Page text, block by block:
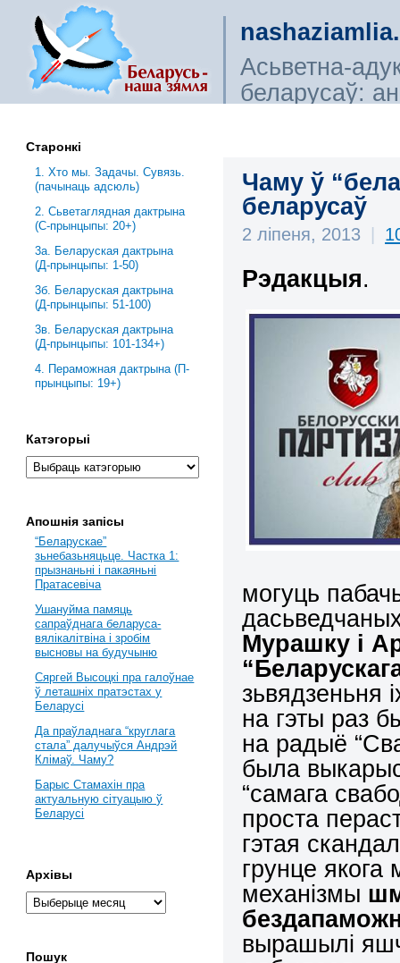
Асьветна-
беларусаў:
Чаму ў
беларусаў
2 ліпеня, 2013 |
Рэдакцыя.
могуць
Мурашку і
зьвядзеньня
на гэты раз
на радыё
была
“самага
проста
гэтая
грунце
механізмы
вырашылі
Старонкі
1. Хто мы. Задачы. Сувязь.
(пачынаць адсюль)
2. Сьветаглядная дактрына
(С-прынцыпы: 20+)
3a. Беларуская дактрына
(Д-прынцыпы: 1-50)
3б. Беларуская дактрына
(Д-прынцыпы: 51-100)
3в. Беларуская дактрына
(Д-прынцыпы: 101-134+)
4. Пераможная дактрына (П-
прынцыпы: 19+)
Катэгорыі
Апошнія запісы
“Беларускае”
зьнебазьняцьце. Частка 1:
прызнаньні і пакаяньні
Пратасевіча
Ушануйма памяць
сапраўднага беларуса-
вялікалітвіна і зробім
высновы на будучыню
Сяргей Высоцкі пра галоўнае
ў леташніх пратэстах у
Беларусі
Да праўладнага “круглага
стала” далучыўся Андрэй
Клімаў. Чаму?
Барыс Стамахін пра
актуальную сітуацыю ў
Беларусі
Архівы
Пошук